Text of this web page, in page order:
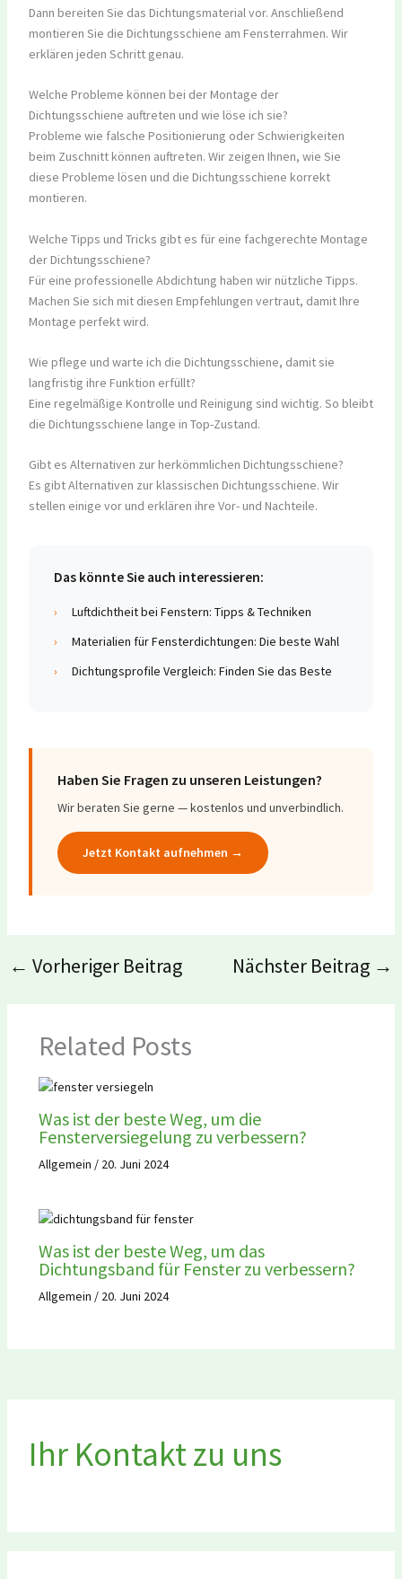
Dann bereiten Sie das Dichtungsmaterial vor. Anschließend
montieren Sie die Dichtungsschiene am Fensterrahmen. Wir
erklären jeden Schritt genau.
Welche Probleme können bei der Montage der
Dichtungsschiene auftreten und wie löse ich sie?
Probleme wie falsche Positionierung oder Schwierigkeiten
beim Zuschnitt können auftreten. Wir zeigen Ihnen, wie Sie
diese Probleme lösen und die Dichtungsschiene korrekt
montieren.
Welche Tipps und Tricks gibt es für eine fachgerechte Montage
der Dichtungsschiene?
Für eine professionelle Abdichtung haben wir nützliche Tipps.
Machen Sie sich mit diesen Empfehlungen vertraut, damit Ihre
Montage perfekt wird.
Wie pflege und warte ich die Dichtungsschiene, damit sie
langfristig ihre Funktion erfüllt?
Eine regelmäßige Kontrolle und Reinigung sind wichtig. So bleibt
die Dichtungsschiene lange in Top-Zustand.
Gibt es Alternativen zur herkömmlichen Dichtungsschiene?
Es gibt Alternativen zur klassischen Dichtungsschiene. Wir
stellen einige vor und erklären ihre Vor- und Nachteile.
Das könnte Sie auch interessieren:
›
Luftdichtheit bei Fenstern: Tipps & Techniken
›
Materialien für Fensterdichtungen: Die beste Wahl
›
Dichtungsprofile Vergleich: Finden Sie das Beste
Haben Sie Fragen zu unseren Leistungen?
Wir beraten Sie gerne — kostenlos und unverbindlich.
Jetzt Kontakt aufnehmen →
← Vorheriger Beitrag Nächster Beitrag →
Related Posts
Was ist der beste Weg, um die
Fensterversiegelung zu verbessern?
Allgemein / 20. Juni 2024
Was ist der beste Weg, um das
Dichtungsband für Fenster zu verbessern?
Allgemein / 20. Juni 2024
Ihr Kontakt zu uns